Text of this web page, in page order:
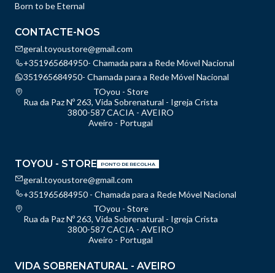
Born to be Eternal
CONTACTE-NOS
geral.toyoustore@gmail.com
+351965684950- Chamada para a Rede Móvel Nacional
351965684950- Chamada para a Rede Móvel Nacional
TOyou - Store
Rua da Paz Nº 263, Vida Sobrenatural - Igreja Crista
3800-587 CACIA - AVEIRO
Aveiro - Portugal
TOYOU - STORE PONTO DE RECOLHA
geral.toyoustore@gmail.com
+351965684950 - Chamada para a Rede Móvel Nacional
TOyou - Store
Rua da Paz Nº 263, Vida Sobrenatural - Igreja Crista
3800-587 CACIA - AVEIRO
Aveiro - Portugal
VIDA SOBRENATURAL - AVEIRO